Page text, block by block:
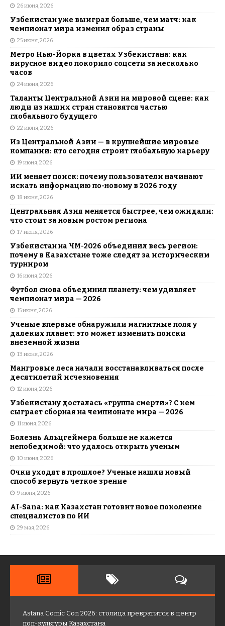
26 июня, 2026
Узбекистан уже выиграл больше, чем матч: как
чемпионат мира изменил образ страны
25 июня, 2026
Метро Нью-Йорка в цветах Узбекистана: как
вирусное видео покорило соцсети за несколько
часов
24 июня, 2026
Таланты Центральной Азии на мировой сцене: как
люди из наших стран становятся частью
глобального будущего
22 июня, 2026
Из Центральной Азии — в крупнейшие мировые
компании: кто сегодня строит глобальную карьеру
19 июня, 2026
ИИ меняет поиск: почему пользователи начинают
искать информацию по-новому в 2026 году
18 июня, 2026
Центральная Азия меняется быстрее, чем ожидали:
что стоит за новым ростом региона
17 июня, 2026
Узбекистан на ЧМ-2026 объединил весь регион:
почему в Казахстане тоже следят за историческим
турниром
16 июня, 2026
Футбол снова объединил планету: чем удивляет
чемпионат мира — 2026
15 июня, 2026
Ученые впервые обнаружили магнитные поля у
далеких планет: это может изменить поиски
внеземной жизни
13 июня, 2026
Мангровые леса начали восстанавливаться после
десятилетий исчезновения
12 июня, 2026
Узбекистану досталась «группа смерти»? С кем
сыграет сборная на чемпионате мира — 2026
11 июня, 2026
Болезнь Альцгеймера больше не кажется
непобедимой: что удалось открыть ученым
10 июня, 2026
Очки уходят в прошлое? Ученые нашли новый
способ вернуть четкое зрение
9 июня, 2026
AI-Sana: как Казахстан готовит новое поколение
специалистов по ИИ
29 мая, 2026
Astana Comic Con 2026: столица превратится в центр
поп-культуры Казахстана